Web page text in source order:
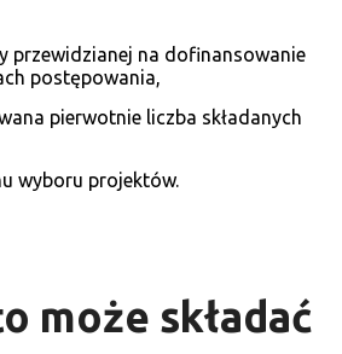
przewidzianej na dofinansowanie
postępowania,
pierwotnie liczba składanych
wyboru projektów.
może składać